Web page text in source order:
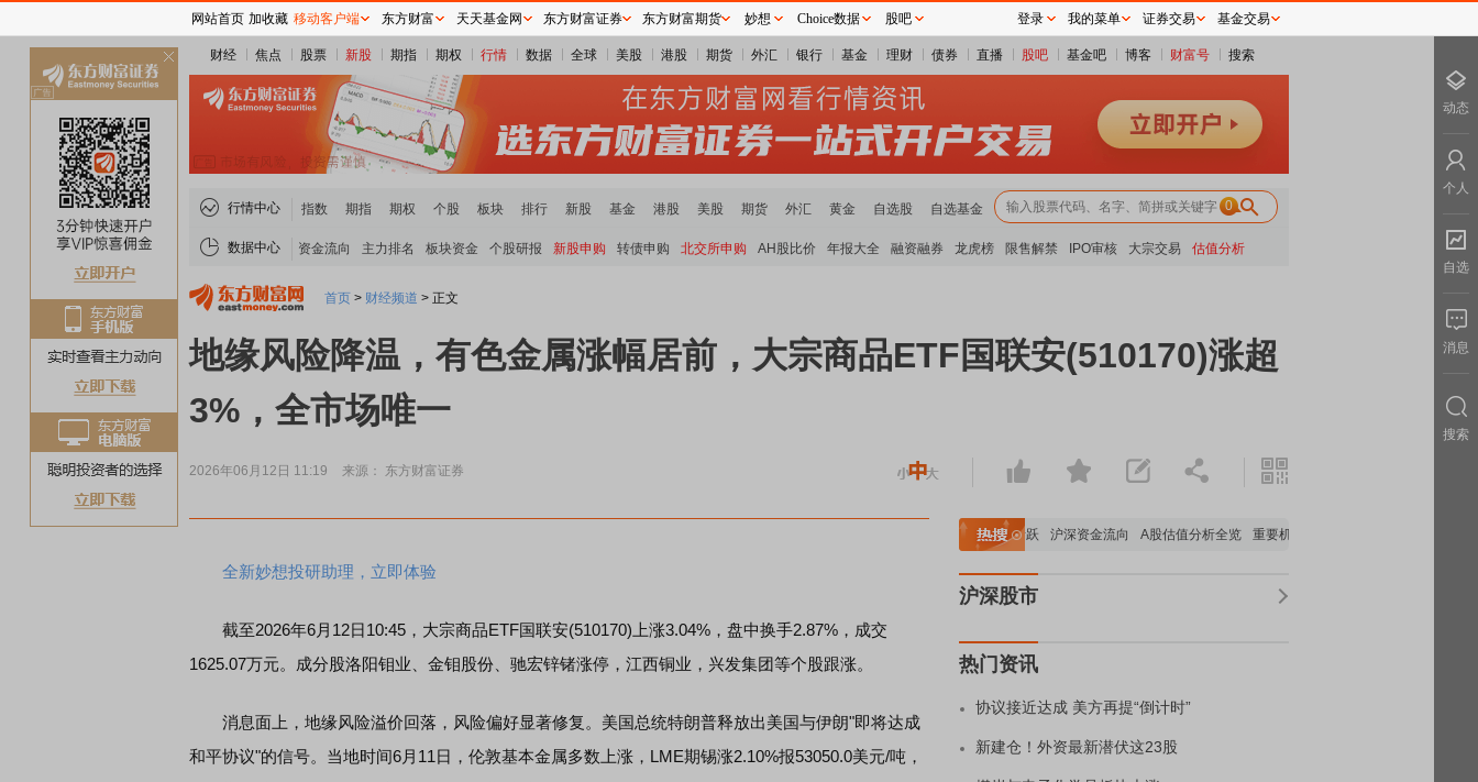
财经 焦点 股票 新股 期指 期权 行情 数据 全球 美股 港股 期货 外汇 银行 基金 理财 债券 直播 股吧 基金吧 博客 财富号 搜索
行情中心 指数 期指 期权 个股 板块 排行 新股 基金 港股 美股 期货 外汇 黄金 自选股 自选基金 0
数据中心 资金流向 主力排名 板块资金 个股研报 新股申购 转债申购 北交所申购 AH股比价 年报大全 融资融券 龙虎榜 限售解禁 IPO审核 大宗交易 估值分析
首页 > 财经频道 > 正文
地缘风险降温，有色金属涨幅居前，大宗商品ETF国联安(510170)涨超
3%，全市场唯一
2026年06月12日 11:19 来源： 东方财富证券
全新妙想投研助理，立即体验
截至2026年6月12日10:45，大宗商品ETF国联安(510170)上涨3.04%，盘中换手2.87%，成交
1625.07万元。成分股洛阳钼业、金钼股份、驰宏锌锗涨停，江西铜业，兴发集团等个股跟涨。
消息面上，地缘风险溢价回落，风险偏好显著修复。美国总统特朗普释放出美国与伊朗"即将达成
和平协议"的信号。当地时间6月11日，伦敦基本金属多数上涨，LME期锡涨2.10%报53050.0美元/吨，
半导体板块活跃 沪深资金流向 A股估值分析全览 重要机构持股数据
沪深股市
热门资讯
协议接近达成 美方再提“倒计时”
新建仓！外资最新潜伏这23股
网站首页 加收藏 移动客户端 东方财富 天天基金网 东方财富证券 东方财富期货 妙想 Choice数据 股吧 登录 我的菜单 证券交易 基金交易
动态
个人
自选
消息
搜索
关